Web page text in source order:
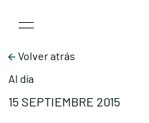
Main
Volver atrás
Al día
15 SEPTIEMBRE 2015